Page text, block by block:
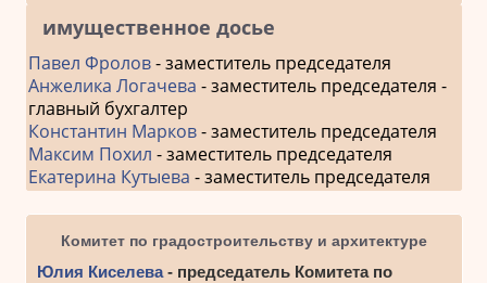
имущественное досье
Павел Фролов- заместитель председателя
Анжелика Логачева - заместитель председателя -
главный бухгалтер
Константин Марков- заместитель председателя
Максим Похил - заместитель председателя
Екатерина Кутыева - заместитель председателя
Комитет по градостроительству и архитектуре
Юлия Киселева- председатель Комитета по